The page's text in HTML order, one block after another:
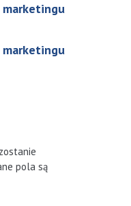
pola są